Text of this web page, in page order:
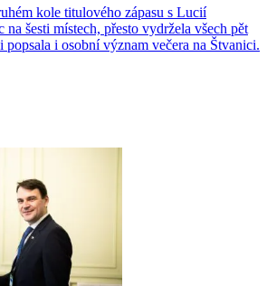
kole titulového zápasu s Lucií
na šesti místech, přesto vydržela všech pět
popsala i osobní význam večera na Štvanici.